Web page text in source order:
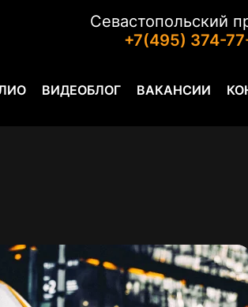
Севастопольский
+7(495) 374-
ВИДЕОБЛОГ ВАКАНСИИ